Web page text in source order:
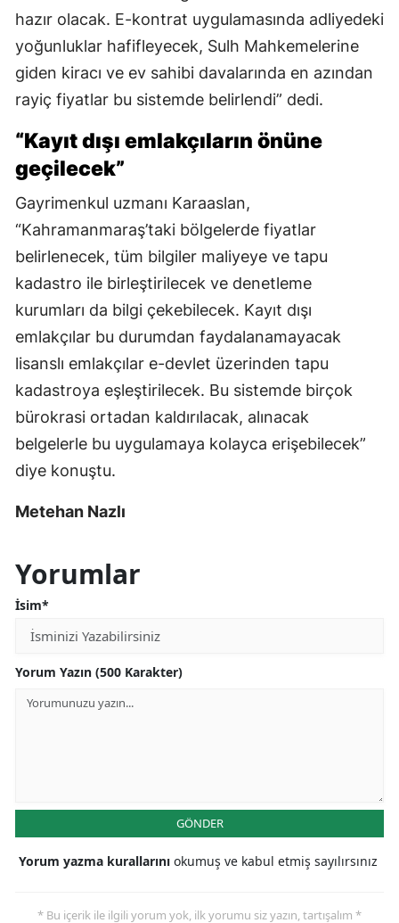
hazır olacak. E-kontrat uygulamasında adliyedeki
yoğunluklar hafifleyecek, Sulh Mahkemelerine
giden kiracı ve ev sahibi davalarında en azından
rayiç fiyatlar bu sistemde belirlendi” dedi.
“Kayıt dışı emlakçıların önüne
geçilecek”
Gayrimenkul uzmanı Karaaslan,
“Kahramanmaraş’taki bölgelerde fiyatlar
belirlenecek, tüm bilgiler maliyeye ve tapu
kadastro ile birleştirilecek ve denetleme
kurumları da bilgi çekebilecek. Kayıt dışı
emlakçılar bu durumdan faydalanamayacak
lisanslı emlakçılar e-devlet üzerinden tapu
kadastroya eşleştirilecek. Bu sistemde birçok
bürokrasi ortadan kaldırılacak, alınacak
belgelerle bu uygulamaya kolayca erişebilecek”
diye konuştu.
Metehan Nazlı
Yorumlar
İsim*
Yorum Yazın (500 Karakter)
GÖNDER
Yorum yazma kurallarını okumuş ve kabul etmiş sayılırsınız
* Bu içerik ile ilgili yorum yok, ilk yorumu siz yazın, tartışalım *